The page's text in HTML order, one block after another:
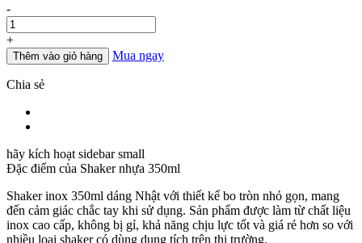
Số
lượng
-
+
Thêm vào giỏ hàng Mua ngay
Chia sẻ
hãy kích hoạt sidebar small
Đặc điểm của Shaker nhựa 350ml
Shaker inox 350ml dáng Nhật với thiết kế bo tròn nhỏ gọn, mang
đến cảm giác chắc tay khi sử dụng. Sản phẩm được làm từ chất liệu
inox cao cấp, không bị gỉ, khả năng chịu lực tốt và giá rẻ hơn so với
nhiều loại shaker có dùng dung tích trên thị trường.